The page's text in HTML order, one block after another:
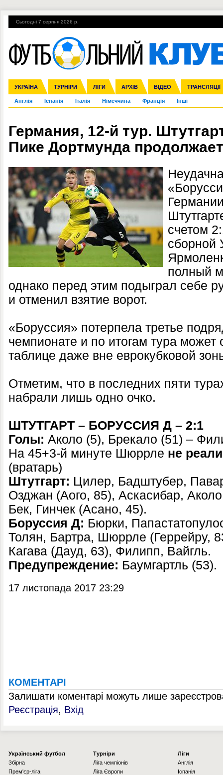
Сьогодні 7 серпня 2026 р.
УКРАЇНА ТУРНІРИ ЛІГИ АРХІВ ВІДЕО ТРАНСЛЯЦІЇ
Збірна Прем'єр-ліга Перша ліга Друга ліга Кубок України
Ліга чемпіонів Ліга Європи Міжнародні Ліга націй Ліга
Англія Іспанія Італія Німеччина Франція Інші
ЧС-2014 ЄВРО-2016 Росія Кубок конфедерацій ЧЄ-2015 (U-
Гарячі теми УПЛ, 2-й тур ВІЙНА УПЛ-ПЕРЕХОДИ
Германия, 12-й тур.
Пике Дортмунда
счетом
сборной
полный
однако перед этим подыграл себе
и отменил взятие ворот.
«Боруссия» потерпела третье
чемпионате и по итогам тура может
таблице даже вне еврокубковой
Отметим, что в последних пяти
набрали лишь одно очко.
ШТУТГАРТ – БОРУССИЯ Д – 2:1
Голы: Аколо (5), Брекало (51) –
На 45+3-й минуте Шюррле не
(вратарь)
Штутгарт: Цилер, Бадштубер,
Озджан (Аого, 85), Аскасибар,
Бек, Гинчек (Асано, 45).
Боруссия Д: Бюрки,
Толян, Бартра, Шюррле (Геррейру,
Кагава (Дауд, 63), Филипп, Вайгль.
Предупреждение: Баумгартль (53).
17 листопада 2017 23:29
КОМЕНТАРІ
Залишати коментарі можуть лише
Реєстрація, Вхід
Українcький футбол
Збірна
Прем'єр-ліга
Турніри
Ліга чемпіонів
Ліга Європи
Ліги
Англія
Іспанія